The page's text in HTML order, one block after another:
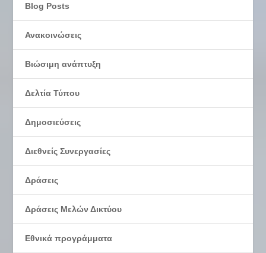
Blog Posts
Ανακοινώσεις
Βιώσιμη ανάπτυξη
Δελτία Τύπου
Δημοσιεύσεις
Διεθνείς Συνεργασίες
Δράσεις
Δράσεις Μελών Δικτύου
Εθνικά προγράμματα